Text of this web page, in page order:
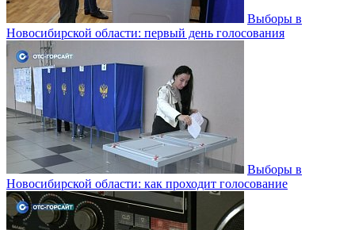
Выборы в
Новосибирской области: первый день голосования
Выборы в
Новосибирской области: как проходит голосование